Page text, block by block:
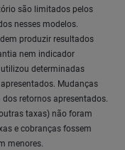
são limitados pelos
nesses modelos.
produzir resultados
nem indicador
determinadas
Mudanças
retornos apresentados.
taxas) não foram
e cobranças fossem
menores.